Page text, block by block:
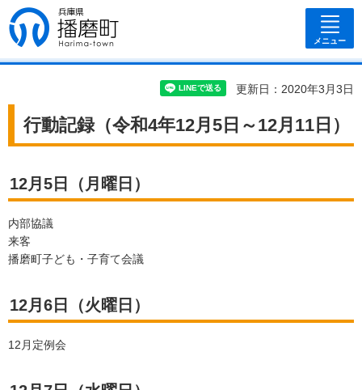
兵庫県 播磨
町
メニュー
更新日：2020年3月3日
行動記録（令和4年12月5日～12月11日）
12月5日（月曜日）
内部協議
来客
播磨町子ども・子育て会議
12月6日（火曜日）
12月定例会